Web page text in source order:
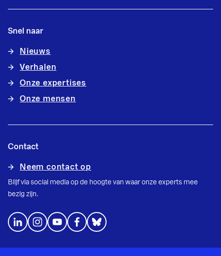
Snel naar
Nieuws
Verhalen
Onze expertises
Onze mensen
Contact
Neem contact op
Blijf via social media op de hoogte van waar onze experts mee
bezig zijn.